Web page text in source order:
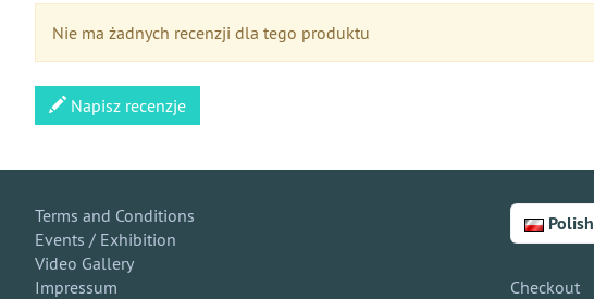
Nie ma żadnych recenzji dla tego produktu
Napisz recenzje
Terms and Conditions
Events / Exhibition
Video Gallery
Impressum
Polish
Checkout